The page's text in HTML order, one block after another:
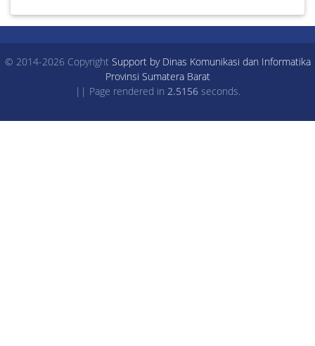
© 2014-2026 Copyright Support by Dinas Komunikasi dan Informatika
Provinsi Sumatera Barat
|| Page rendered in 2.5156seconds.